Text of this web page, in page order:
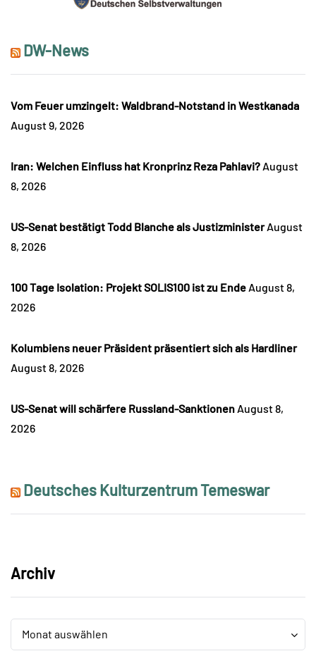
DW-News
Vom Feuer umzingelt: Waldbrand-Notstand in Westkanada
August 9, 2026
Iran: Welchen Einfluss hat Kronprinz Reza Pahlavi? August
8, 2026
US-Senat bestätigt Todd Blanche als Justizminister August
8, 2026
100 Tage Isolation: Projekt SOLIS100 ist zu Ende August 8,
2026
Kolumbiens neuer Präsident präsentiert sich als Hardliner
August 8, 2026
US-Senat will schärfere Russland-Sanktionen August 8,
2026
Deutsches Kulturzentrum Temeswar
Archiv
Archiv
Monat auswählen
Archiv